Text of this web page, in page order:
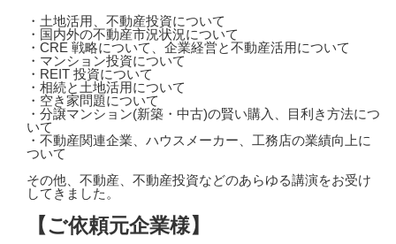
・土地活用、不動産投資について
・国内外の不動産市況状況について
・CRE 戦略について、企業経営と不動産活用について
・マンション投資について
・REIT 投資について
・相続と土地活用について
・空き家問題について
・分譲マンション(新築・中古)の賢い購入、目利き方法につ
いて
・不動産関連企業、ハウスメーカー、工務店の業績向上に
ついて
その他、不動産、不動産投資などのあらゆる講演をお受け
してきました。
【ご依頼元企業様】